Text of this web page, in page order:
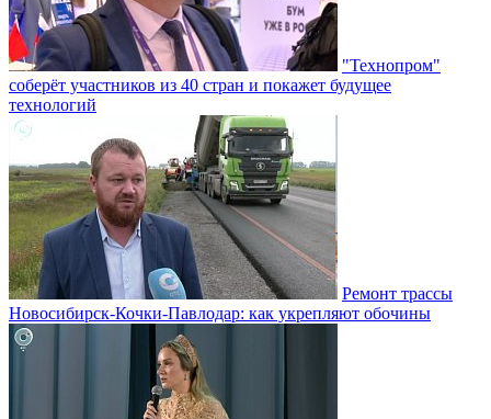
"Технопром"
соберёт участников из 40 стран и покажет будущее
технологий
Ремонт трассы
Новосибирск-Кочки-Павлодар: как укрепляют обочины